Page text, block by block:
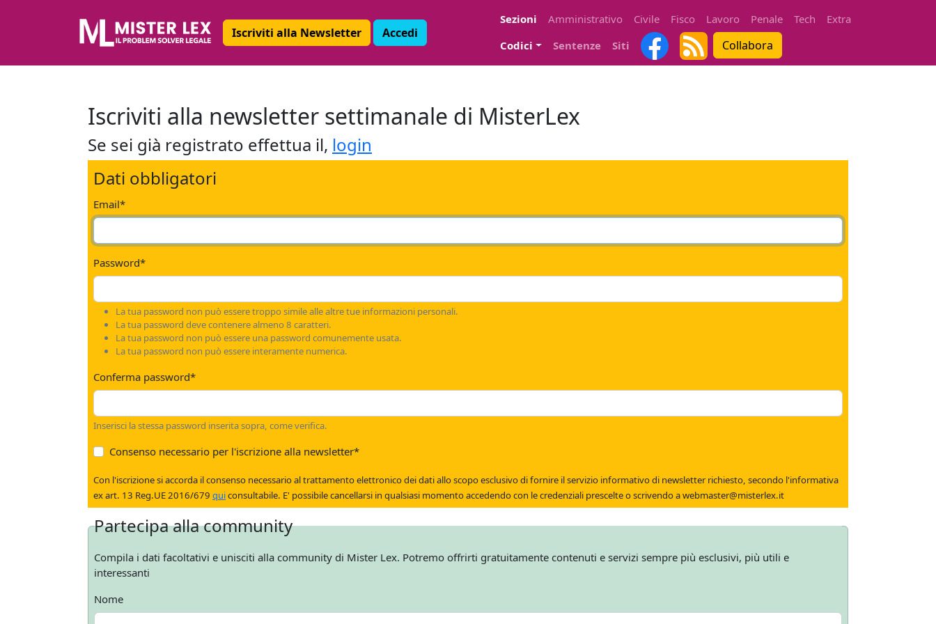
Iscriviti alla Newsletter Accedi
Sezioni Amministrativo Civile Fisco Lavoro Penale Tech
Extra
Codici
Sentenze Siti Collabora
Iscriviti alla newsletter settimanale di MisterLex
Se sei già registrato effettua il, login
Dati obbligatori
Email*
Password*
La tua password non può essere troppo simile alle altre tue informazioni personali.
La tua password deve contenere almeno 8 caratteri.
La tua password non può essere una password comunemente usata.
La tua password non può essere interamente numerica.
Conferma password*
Inserisci la stessa password inserita sopra, come verifica.
Consenso necessario per l'iscrizione alla newsletter*
Con l'iscrizione si accorda il consenso necessario al trattamento elettronico dei dati allo scopo esclusivo di fornire il servizio informativo di newsletter richiesto, secondo l'informativa
ex art. 13 Reg.UE 2016/679 qui consultabile. E' possibile cancellarsi in qualsiasi momento accedendo con le credenziali prescelte o scrivendo awebmaster@misterlex.it
Partecipa alla community
Compila i dati facoltativi e unisciti alla community di Mister Lex. Potremo offrirti gratuitamente contenuti e servizi sempre più esclusivi, più utili e
interessanti
Nome